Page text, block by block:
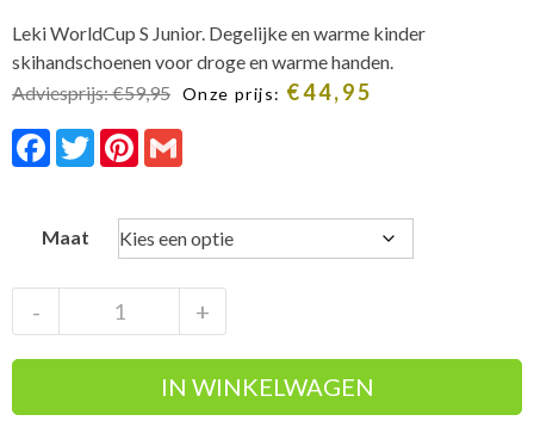
Leki WorldCup S Junior. Degelijke en warme kinder
skihandschoenen voor droge en warme handen.
Adviesprijs:€59,95 Onze prijs: €44,95
Facebook
TwitterPinterest
Maat
WorldCup
S
kinderskihandschoenen
+
-
IN WINKELWAGEN